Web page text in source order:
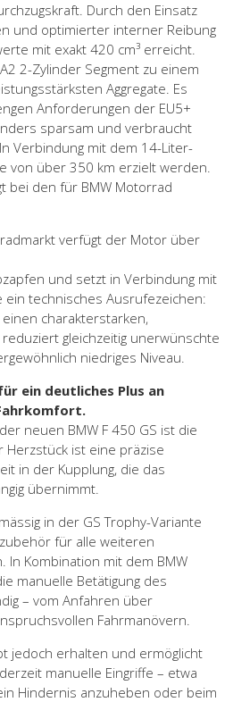
Durch den Einsatz
und optimierter interner Reibung
mit exakt 420 cm³ erreicht.
2-Zylinder Segment zu einem
Aggregate. Es
Anforderungen der EU5+
sparsam und verbraucht
Verbindung mit dem 14-Liter-
von über 350 km erzielt werden.
bei den für BMW Motorrad
verfügt der Motor über
und setzt in Verbindung mit
ein technisches Ausrufezeichen:
charakterstarken,
gleichzeitig unerwünschte
niedriges Niveau.
ein deutliches Plus an
neuen BMW F 450 GS ist die
Herzstück ist eine präzise
in der Kupplung, die das
übernimmt.
in der GS Trophy-Variante
für alle weiteren
In Kombination mit dem BMW
manuelle Betätigung des
– vom Anfahren über
Fahrmanövern.
jedoch erhalten und ermöglicht
manuelle Eingriffe – etwa
Hindernis anzuheben oder beim